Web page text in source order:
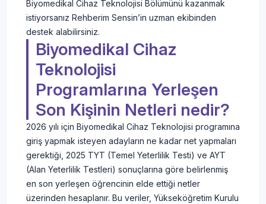
Biyomedikal Cihaz Teknolojisi Bölümünü kazanmak
istiyorsanız Rehberim Sensin’in uzman ekibinden
destek alabilirsiniz.
Biyomedikal Cihaz
Teknolojisi
Programlarına Yerleşen
Son Kişinin Netleri nedir?
2026 yılı için Biyomedikal Cihaz Teknolojisi programına
giriş yapmak isteyen adayların ne kadar net yapmaları
gerektiği, 2025 TYT (Temel Yeterlilik Testi) ve AYT
(Alan Yeterlilik Testleri) sonuçlarına göre belirlenmiş
en son yerleşen öğrencinin elde ettiği netler
üzerinden hesaplanır. Bu veriler, Yükseköğretim Kurulu